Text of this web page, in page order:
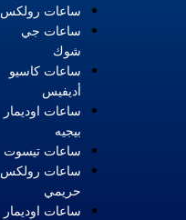
ساعات رولكس
ساعات جي
شوك
ساعات كاسيو
أديفيس
ساعات اوديمار
بيجيه
ساعات تيسوت
ساعات رولكس
حريمي
ساعات اوديمار